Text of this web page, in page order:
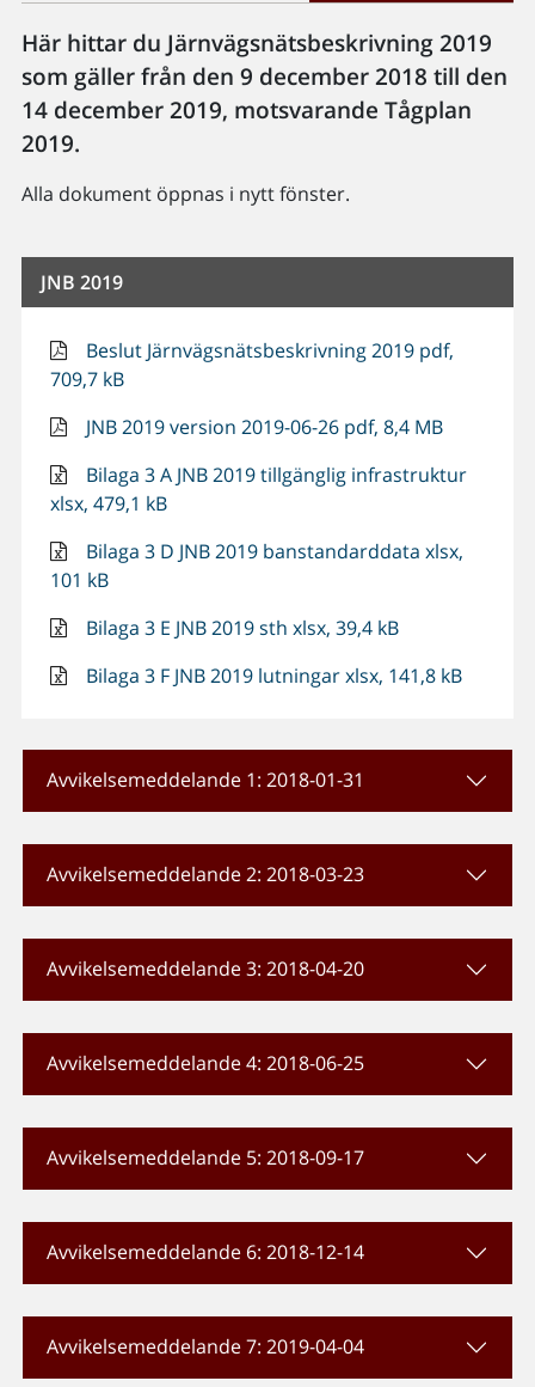
Här hittar du Järnvägsnätsbeskrivning 2019
som gäller från den 9 december 2018 till den
14 december 2019, motsvarande Tågplan
2019.
Alla dokument öppnas i nytt fönster.
JNB 2019
Beslut Järnvägsnätsbeskrivning 2019 pdf,
709,7 kB
JNB 2019 version 2019-06-26 pdf, 8,4 MB
Bilaga 3 A JNB 2019 tillgänglig infrastruktur
xlsx, 479,1 kB
Bilaga 3 D JNB 2019 banstandarddata xlsx,
101 kB
Bilaga 3 E JNB 2019 sth xlsx, 39,4 kB
Bilaga 3 F JNB 2019 lutningar xlsx, 141,8 kB
Avvikelsemeddelande 1: 2018-01-31
Avvikelsemeddelande 2: 2018-03-23
Avvikelsemeddelande 3: 2018-04-20
Avvikelsemeddelande 4: 2018-06-25
Avvikelsemeddelande 5: 2018-09-17
Avvikelsemeddelande 6: 2018-12-14
Avvikelsemeddelande 7: 2019-04-04